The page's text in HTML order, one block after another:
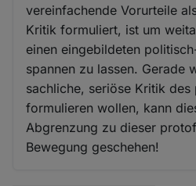
vereinfachende Vorurteile
Kritik formuliert, ist um
einen eingebildeten
spannen zu lassen. Gerade
sachliche, seriöse Kritik des
formulieren wollen, kann
Abgrenzung zu dieser
Bewegung geschehen!